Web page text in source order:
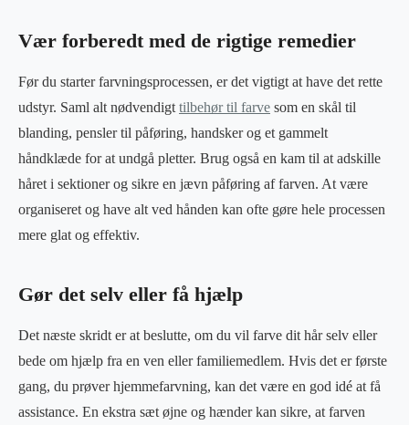
Vær forberedt med de rigtige remedier
Før du starter farvningsprocessen, er det vigtigt at have det rette
udstyr. Saml alt nødvendigt tilbehør til farve som en skål til
blanding, pensler til påføring, handsker og et gammelt
håndklæde for at undgå pletter. Brug også en kam til at adskille
håret i sektioner og sikre en jævn påføring af farven. At være
organiseret og have alt ved hånden kan ofte gøre hele processen
mere glat og effektiv.
Gør det selv eller få hjælp
Det næste skridt er at beslutte, om du vil farve dit hår selv eller
bede om hjælp fra en ven eller familiemedlem. Hvis det er første
gang, du prøver hjemmefarvning, kan det være en god idé at få
assistance. En ekstra sæt øjne og hænder kan sikre, at farven